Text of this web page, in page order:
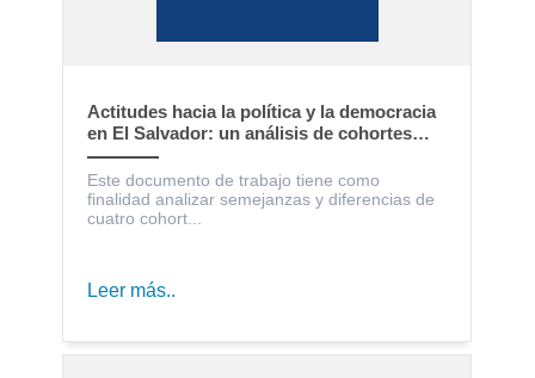
Actitudes hacia la política y la democracia
en El Salvador: un análisis de cohortes
generacionales
Este documento de trabajo tiene como
finalidad analizar semejanzas y diferencias de
cuatro cohort...
Leer más..